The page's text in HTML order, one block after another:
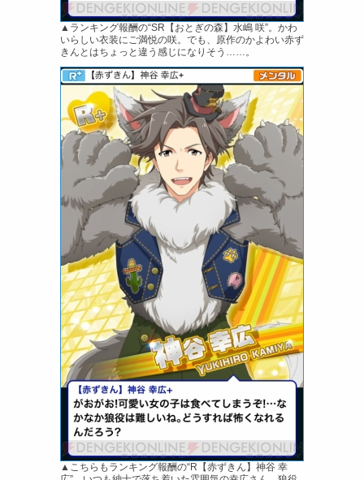
▲ランキング報酬の“SR【おとぎの森】水嶋 咲”。かわ
いらしい衣装にご満悦の咲。でも、原作のかよわい赤ず
きんとはちょっと違う感じになりそう……。
▲こちらもランキング報酬の“R【赤ずきん】神谷 幸